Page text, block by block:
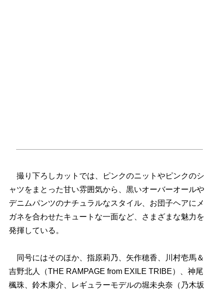
撮り下ろしカットでは、ピンクのニットやピンクのシ
ャツをまとった甘い雰囲気から、黒いオーバーオール
デニムパンツのナチュラルなスタイル、お団子ヘアにメ
ガネを合わせたキュートな一面など、さまざまな魅力を
発揮している。
同号にはそのほか、指原莉乃、矢作穂香、川村壱馬＆
吉野北人（THE RAMPAGE from EXILE TRIBE）、神尾
楓珠、鈴木康介、レギュラーモデルの堀未央奈（乃木坂